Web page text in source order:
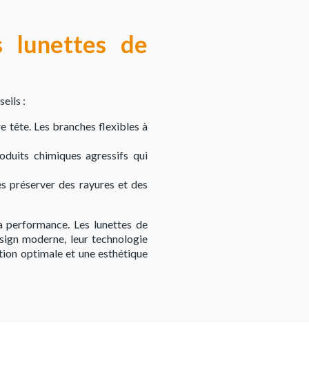
lunettes de
:
tête. Les branches flexibles à
chimiques agressifs qui
préserver des rayures et des
Les lunettes de
moderne, leur technologie
optimale et une esthétique